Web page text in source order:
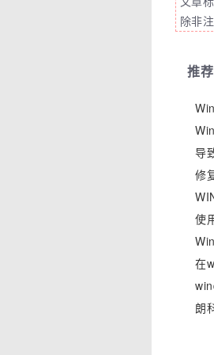
除非
推荐
导
修
使
在
朗